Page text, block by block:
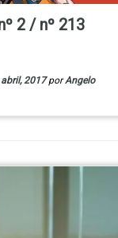
2 / nº 213
abril, 2017 porAngelo